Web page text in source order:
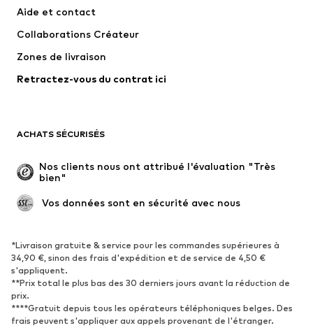
Pantalons
Sous-vêtements
Costumes et vestes classiques
Maillots de bain
Grandes tailles
Nouveautés
Boots et bottes
Baskets
SPORT
Vêtements de sport
Chaussures de sport
Sacs à dos et sacs de sport
Aide et contact
Collaborations Créateur
Zones de livraison
Retractez-vous du contrat ici
ACHATS SÉCURISÉS
Nos clients nous ont attribué l'évaluation "Très
bien"
Vos données sont en sécurité avec nous
*Livraison gratuite & service pour les commandes supérieures à
34,90 €, sinon des frais d'expédition et de service de 4,50 €
s'appliquent.
**Prix total le plus bas des 30 derniers jours avant la réduction de
prix.
****Gratuit depuis tous les opérateurs téléphoniques belges. Des
frais peuvent s'appliquer aux appels provenant de l'étranger.